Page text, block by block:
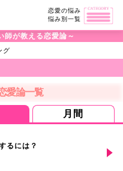
恋愛の悩み
悩み別一覧
師が教える恋愛論～
グ
愛論一覧
月間
るには？